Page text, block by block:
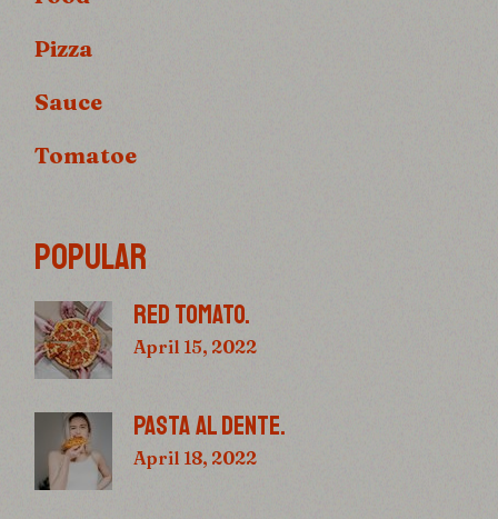
Pizza
Sauce
Tomatoe
POPULAR
RED TOMATO.
April 15, 2022
PASTA AL DENTE.
April 18, 2022